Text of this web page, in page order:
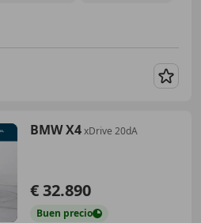
BMW X4xDrive 20dA
€ 32.890
Buen precio